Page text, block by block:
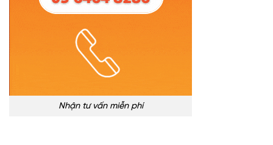
Nhận tư vấn miễn phí